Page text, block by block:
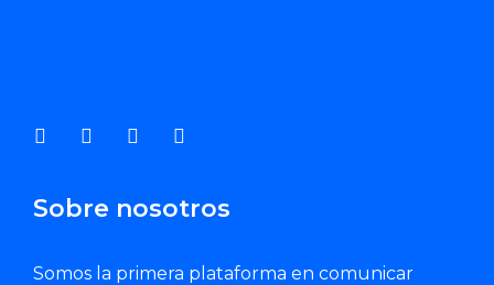
Sobre nosotros
Somos la primera plataforma en comunicar